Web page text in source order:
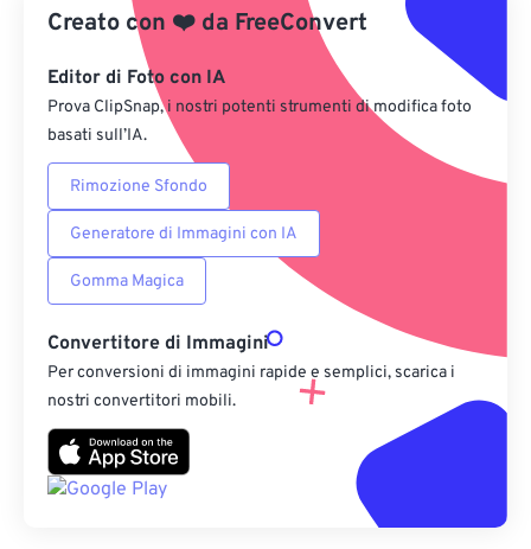
Salva come predefinito
Creato con ❤️ da FreeConvert
Editor di Foto con IA
Prova ClipSnap, i nostri potenti strumenti di modifica foto
basati sull’IA.
Rimozione Sfondo
Generatore di Immagini con IA
Gomma Magica
Convertitore di Immagini
Per conversioni di immagini rapide e semplici, scarica i
nostri convertitori mobili.